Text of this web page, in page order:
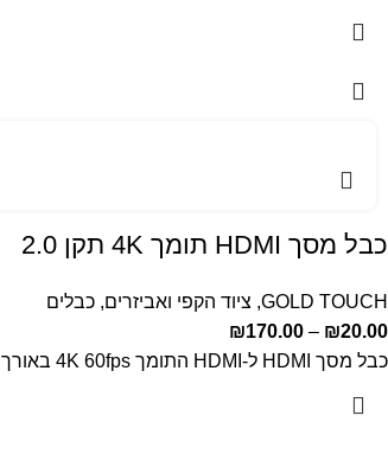
כבל מסך HDMI תומך 4K תקן 2.0
GOLD TOUCH
, ציוד הקפי ואביזרים, כבלים
₪20.00
–
₪170.00
כבל מסך HDMI ל-HDMI התומך 4K 60fps באורך כ-1 עד 20 מטר ובתקן 2.0